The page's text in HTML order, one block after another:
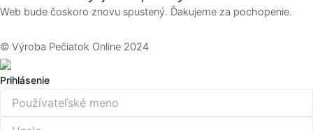
Web bude čoskoro znovu spustený. Ďakujeme za pochopenie.
© Výroba Pečiatok Online 2024
Prihlásenie